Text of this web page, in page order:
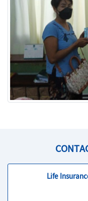
Life